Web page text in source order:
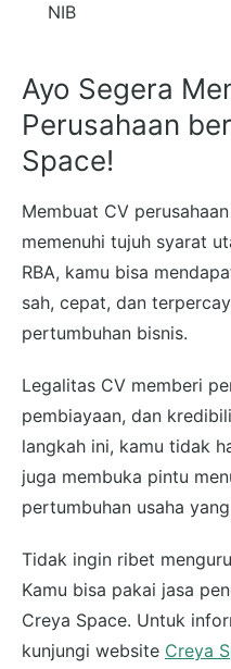
NIB
Ayo Segera
Perusahaan
Space!
Membuat CV
memenuhi tujuh syarat
RBA, kamu bisa
sah, cepat, dan
pertumbuhan bisnis.
Legalitas CV memberi
pembiayaan, dan
langkah ini, kamu tidak
juga membuka pintu
pertumbuhan usaha
Tidak ingin ribet
Kamu bisa pakai jasa
Creya Space. Untuk
kunjungi website Creya